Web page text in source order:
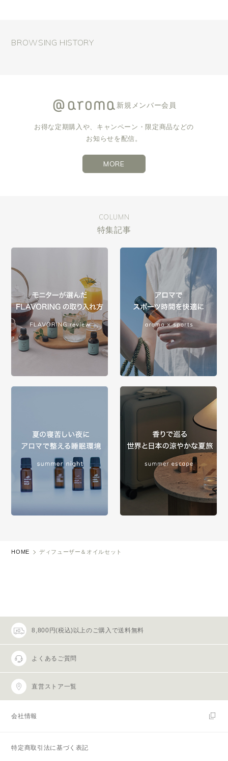
BROWSING HISTORY
新規メンバー会員
お得な定期購入や、キャンペーン・限定商品などの
お知らせを配信。
MORE
COLUMN
特集記事
HOME ディフューザー＆オイルセット
8,800円(税込)以上のご購入で送料無料
よくあるご質問
直営ストア一覧
会社情報
特定商取引法に基づく表記